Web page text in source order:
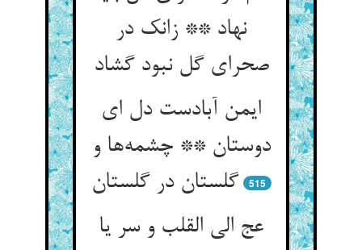
نهاد ** زانک در
صحرای گل نبود گشاد
ایمن آبادست دل ای
دوستان ** چشمه‌ها و
گلستان در گلستان
515
عج الی القلب و سر یا